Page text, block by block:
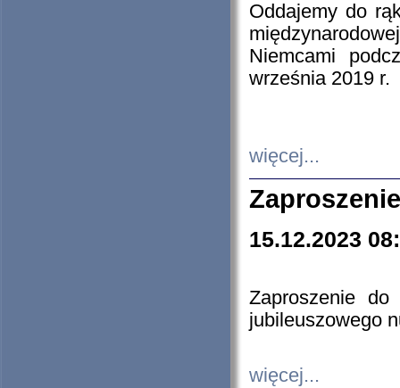
Oddajemy do
Niemcami
września 2019 r.
więcej...
15.12.2023
Zaproszenie do
jubileuszowego
więcej...